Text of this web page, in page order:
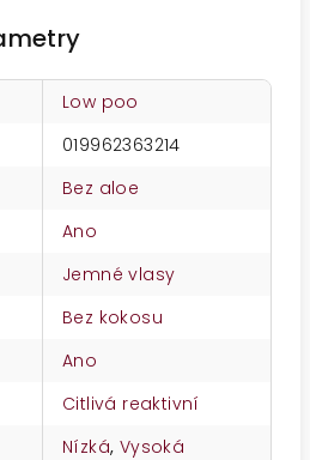
Low poo
019962363214
Bez aloe
Ano
Jemné vlasy
Bez kokosu
Ano
Citlivá reaktivní
Nízká, Vysoká